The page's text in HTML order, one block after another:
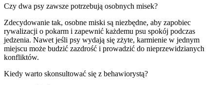
Czy dwa psy zawsze potrzebują osobnych misek?
Zdecydowanie tak, osobne miski są niezbędne, aby zapobiec
rywalizacji o pokarm i zapewnić każdemu psu spokój podczas
jedzenia. Nawet jeśli psy wydają się zżyte, karmienie w jednym
miejscu może budzić zazdrość i prowadzić do nieprzewidzianych
konfliktów.
Kiedy warto skonsultować się z behawiorystą?